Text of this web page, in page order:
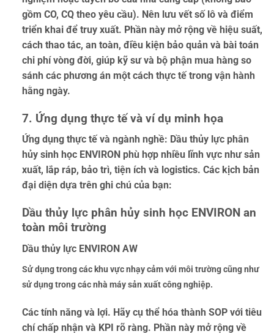
gồm CO, CQ theo yêu cầu). Nên lưu vết số lô và điểm
triển khai để truy xuất. Phần này mở rộng về hiệu suất,
cách thao tác, an toàn, điều kiện bảo quản và bài toán
chi phí vòng đời, giúp kỹ sư và bộ phận mua hàng so
sánh các phương án một cách thực tế trong vận hành
hằng ngày.
7. Ứng dụng thực tế và ví dụ minh họa
Ứng dụng thực tế và ngành nghề: Dầu thủy lực phân
hủy sinh học ENVIRON phù hợp nhiều lĩnh vực như sản
xuất, lắp ráp, bảo trì, tiện ích và logistics. Các kịch bản
đại diện dựa trên ghi chú của bạn:
Dầu thủy lực phân hủy sinh học ENVIRON an
toàn môi trường
Dầu thủy lực ENVIRON AW
Sử dụng trong các khu vực nhạy cảm với môi trường cũng như
sử dụng trong các nhà máy sản xuất công nghiệp.
Các tính năng và lợi. Hãy cụ thể hóa thành SOP với tiêu
chí chấp nhận và KPI rõ ràng. Phần này mở rộng về